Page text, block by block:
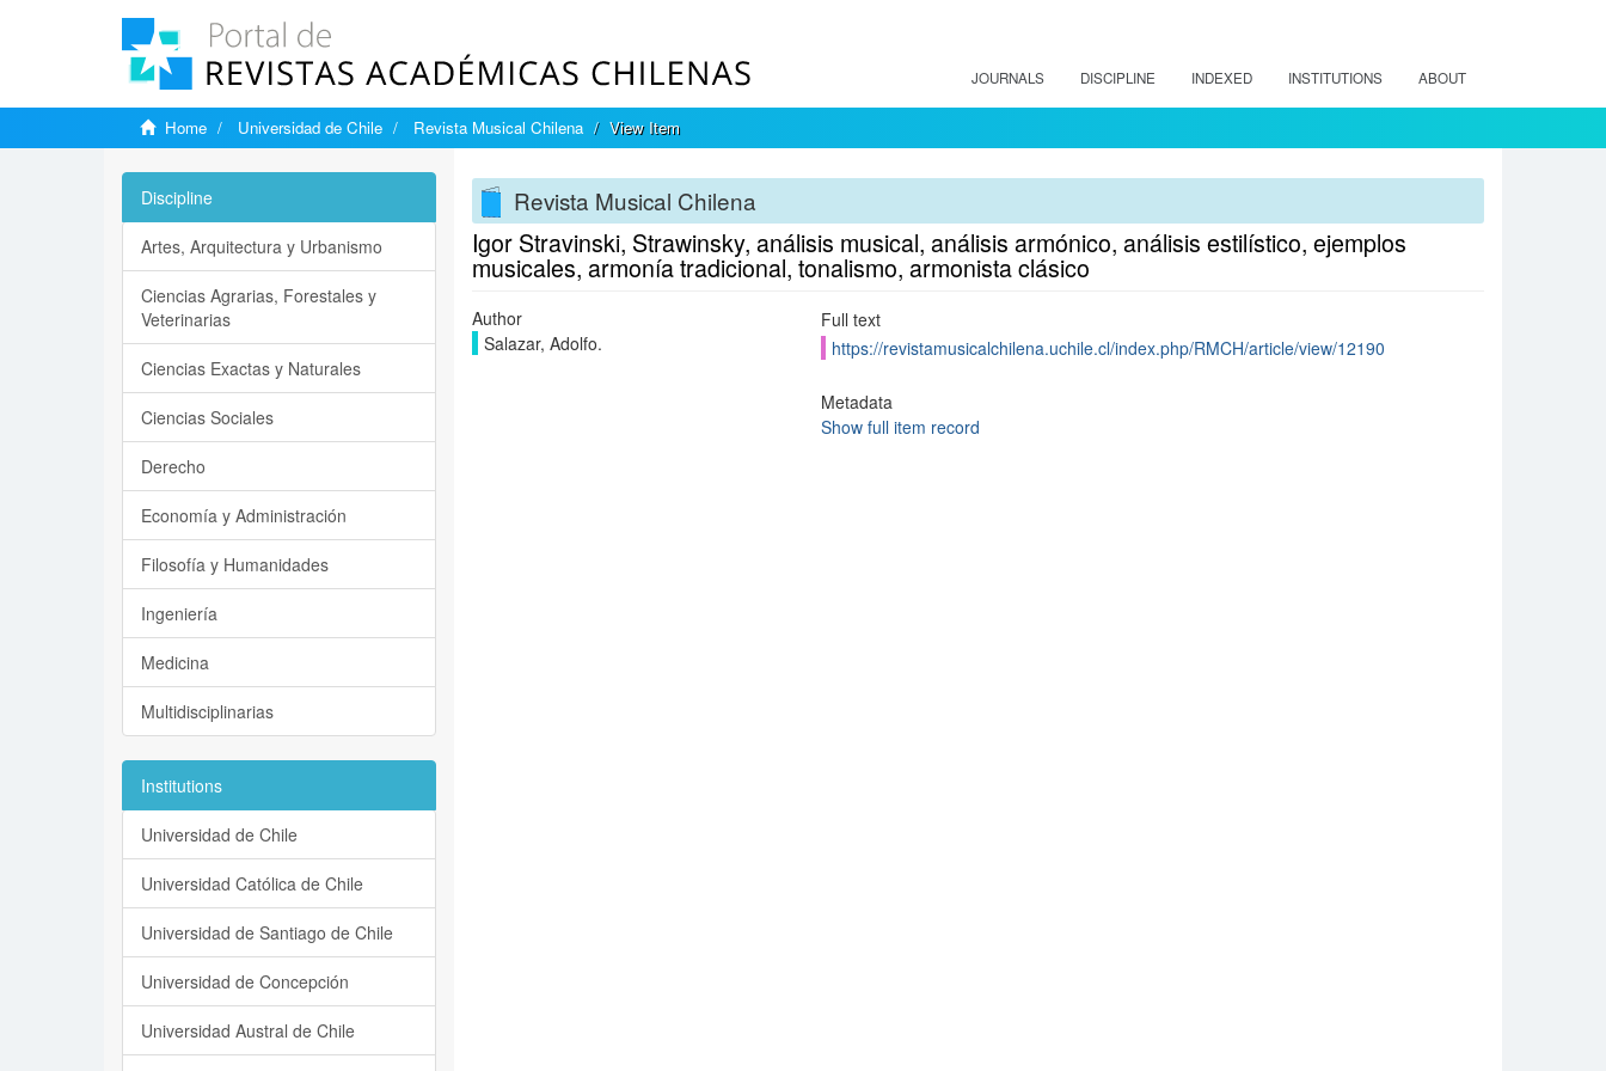
JOURNALS DISCIPLINE INDEXED INSTITUTIONS ABOUT
Home Universidad de Chile Revista Musical Chilena View Item
Revista Musical Chilena
Igor Stravinski, Strawinsky, análisis musical, análisis armónico, análisis estilístico, ejemplos
musicales, armonía tradicional, tonalismo, armonista clásico
Author
Salazar, Adolfo.
Full text
https://revistamusicalchilena.uchile.cl/index.php/RMCH/article/view/12190
Metadata
Show full item record
Discipline
Artes, Arquitectura y Urbanismo
Ciencias Agrarias, Forestales y
Veterinarias
Ciencias Exactas y Naturales
Ciencias Sociales
Derecho
Economía y Administración
Filosofía y Humanidades
Ingeniería
Medicina
Multidisciplinarias
Institutions
Universidad de Chile
Universidad Católica de Chile
Universidad de Santiago de Chile
Universidad de Concepción
Universidad Austral de Chile